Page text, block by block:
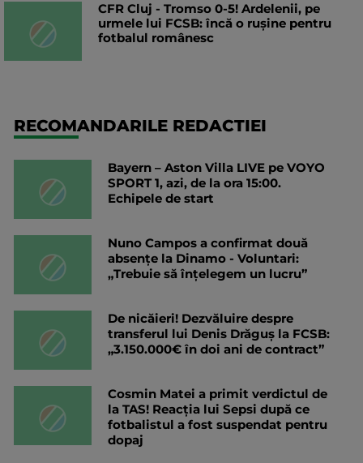
CFR Cluj - Tromso 0-5! Ardelenii, pe
urmele lui FCSB: încă o rușine pentru
fotbalul românesc
RECOMANDARILE REDACTIEI
Bayern – Aston Villa LIVE pe VOYO
SPORT 1, azi, de la ora 15:00.
Echipele de start
Nuno Campos a confirmat două
absențe la Dinamo - Voluntari:
„Trebuie să înțelegem un lucru”
De nicăieri! Dezvăluire despre
transferul lui Denis Drăguș la FCSB:
„3.150.000€ în doi ani de contract”
Cosmin Matei a primit verdictul de
la TAS! Reacția lui Sepsi după ce
fotbalistul a fost suspendat pentru
dopaj